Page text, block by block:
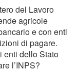
del Lavoro
agricole
e con enti
di pagare.
enti dello Stato
l’INPS?